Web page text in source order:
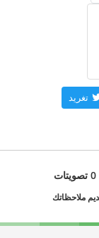
تغريد
ملاحظاتك